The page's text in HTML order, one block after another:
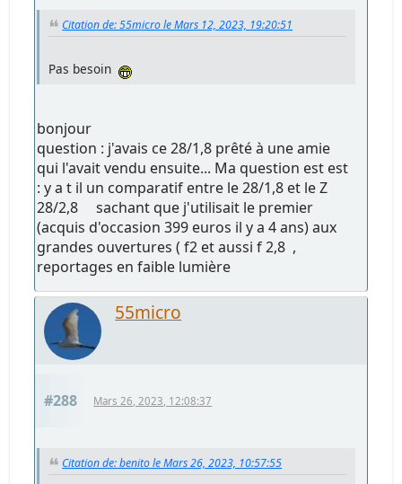
Citation de: 55micro le Mars 12, 2023, 19:20:51
Pas besoin
bonjour
question : j'avais ce 28/1,8 prêté à une amie
qui l'avait vendu ensuite... Ma question est est
: y a t il un comparatif entre le 28/1,8 et le Z
28/2,8 sachant que j'utilisait le premier
(acquis d'occasion 399 euros il y a 4 ans) aux
grandes ouvertures ( f2 et aussi f 2,8 ,
reportages en faible lumière
55micro
#288 Mars 26, 2023, 12:08:37
Citation de: benito le Mars 26, 2023, 10:57:55